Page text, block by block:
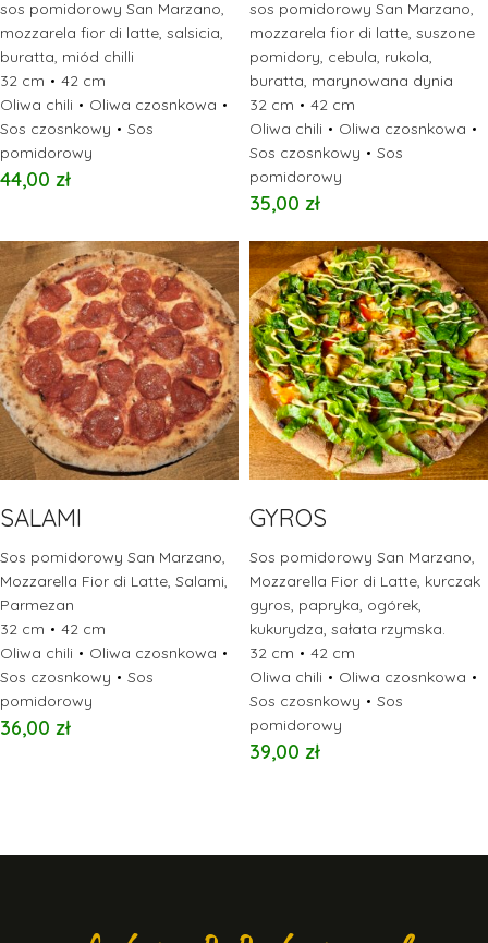
sos pomidorowy San Marzano,
mozzarela fior di latte, salsicia,
buratta, miód chilli
32 cm
42 cm
Oliwa chili
Oliwa czosnkowa
Sos czosnkowy
Sos
pomidorowy
44,00 zł
sos pomidorowy San Marzano,
mozzarela fior di latte, suszone
pomidory, cebula, rukola,
buratta, marynowana dynia
32 cm
42 cm
Oliwa chili
Oliwa czosnkowa
Sos czosnkowy
Sos
pomidorowy
35,00 zł
SALAMI
Sos pomidorowy San Marzano,
Mozzarella Fior di Latte, Salami,
Parmezan
32 cm
42 cm
Oliwa chili
Oliwa czosnkowa
Sos czosnkowy
Sos
pomidorowy
36,00 zł
GYROS
Sos pomidorowy San Marzano,
Mozzarella Fior di Latte, kurczak
gyros, papryka, ogórek,
kukurydza, sałata rzymska.
32 cm
42 cm
Oliwa chili
Oliwa czosnkowa
Sos czosnkowy
Sos
pomidorowy
39,00 zł